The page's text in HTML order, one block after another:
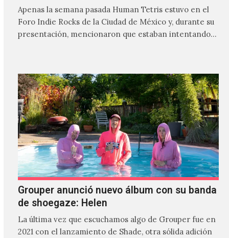
Apenas la semana pasada Human Tetris estuvo en el
Foro Indie Rocks de la Ciudad de México y, durante su
presentación, mencionaron que estaban intentando…
Grouper anunció nuevo álbum con su banda
de shoegaze: Helen
La última vez que escuchamos algo de Grouper fue en
2021 con el lanzamiento de Shade, otra sólida adición